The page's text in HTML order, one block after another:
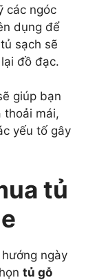
các ngóc
dụng để
sạch sẽ
đồ đạc.
giúp bạn
thoải mái,
yếu tố gây
tủ
ngày
tủ gỗ